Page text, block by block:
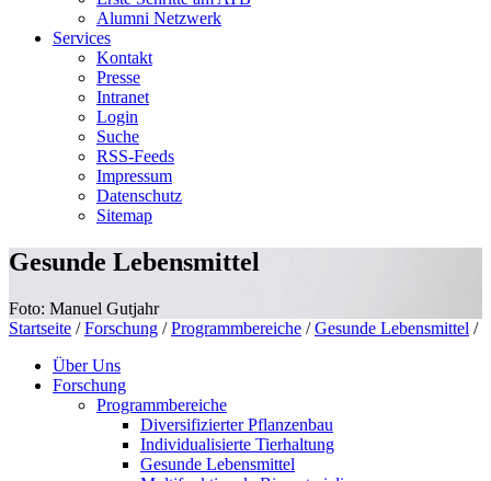
Alumni Netzwerk
Services
Kontakt
Presse
Intranet
Login
Suche
RSS-Feeds
Impressum
Datenschutz
Sitemap
Gesunde Lebensmittel
Foto: Manuel Gutjahr
Startseite / Forschung / Programmbereiche / Gesunde Lebensmittel /
Über Uns
Forschung
Programmbereiche
Diversifizierter Pflanzenbau
Individualisierte Tierhaltung
Gesunde Lebensmittel